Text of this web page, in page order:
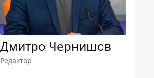
Дмитро Чернишов
Редактор